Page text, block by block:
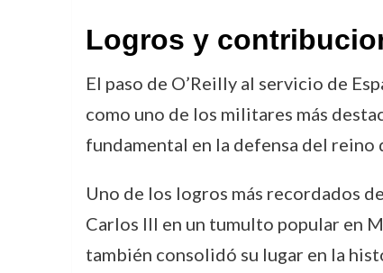
Logros y
El paso de O’Reilly al servicio de
como uno de los militares más
fundamental en la defensa del reino
Uno de los logros más recordados
Carlos III en un tumulto popular en
también consolidó su lugar en la